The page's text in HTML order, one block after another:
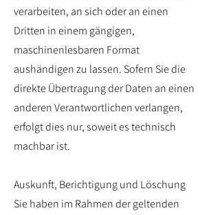
verarbeiten, an sich oder an einen
Dritten in einem gängigen,
maschinenlesbaren Format
aushändigen zu lassen. Sofern Sie die
direkte Übertragung der Daten an einen
anderen Verantwortlichen verlangen,
erfolgt dies nur, soweit es technisch
machbar ist.
Auskunft, Berichtigung und Löschung
Sie haben im Rahmen der geltenden